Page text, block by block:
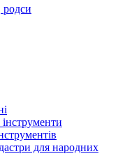
родси
для народних